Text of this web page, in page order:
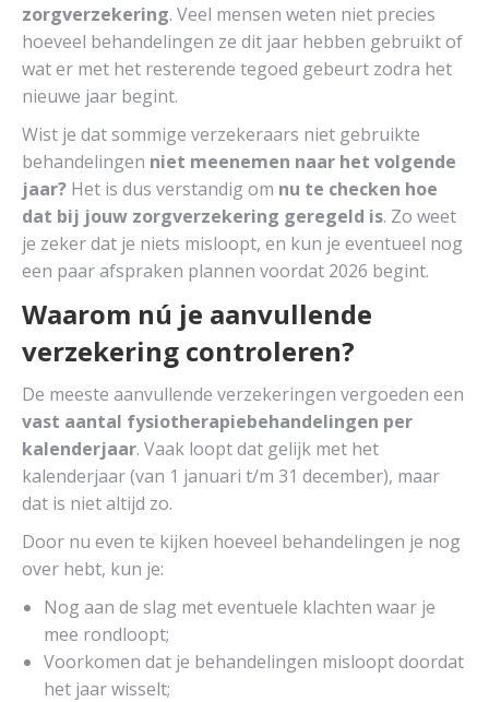
zorgverzekering. Veel mensen weten niet precies
hoeveel behandelingen ze dit jaar hebben gebruikt of
wat er met het resterende tegoed gebeurt zodra het
nieuwe jaar begint.
Wist je dat sommige verzekeraars niet gebruikte
behandelingen niet meenemen naar het volgende
jaar? Het is dus verstandig om nu te checken hoe
dat bij jouw zorgverzekering geregeld is. Zo weet
je zeker dat je niets misloopt, en kun je eventueel nog
een paar afspraken plannen voordat 2026 begint.
Waarom nú je aanvullende
verzekering controleren?
De meeste aanvullende verzekeringen vergoeden een
vast aantal fysiotherapiebehandelingen per
kalenderjaar. Vaak loopt dat gelijk met het
kalenderjaar (van 1 januari t/m 31 december), maar
dat is niet altijd zo.
Door nu even te kijken hoeveel behandelingen je nog
over hebt, kun je:
Nog aan de slag met eventuele klachten waar je
mee rondloopt;
Voorkomen dat je behandelingen misloopt doordat
het jaar wisselt;